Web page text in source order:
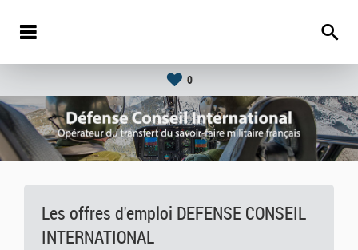
0
Les offres d'emploi DEFENSE CONSEIL
INTERNATIONAL